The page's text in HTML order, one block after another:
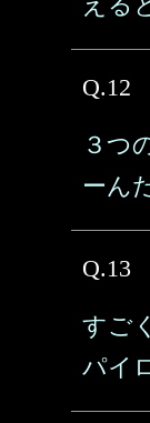
Q.12
３つ
ーん
Q.13
すご
パイ